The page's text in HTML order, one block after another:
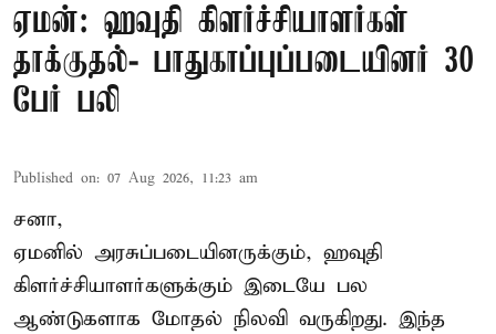
ஏமன்: ஹவுதி கிளர்ச்சியாளர்கள்
தாக்குதல்- பாதுகாப்புப்படையினர் 30
பேர் பலி
Published on: 07 Aug 2026, 11:23 am
சனா,
ஏமனில் அரசுப்படையினருக்கும், ஹவுதி
கிளர்ச்சியாளர்களுக்கும் இடையே பல
ஆண்டுகளாக மோதல் நிலவி வருகிறது. இந்த